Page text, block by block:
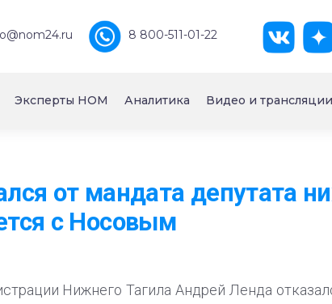
8 800-511-01-22
Эксперты НОМ Аналитика Видео и трансляции
от мандата депутата
с Носовым
Нижнего Тагила Андрей Ленда